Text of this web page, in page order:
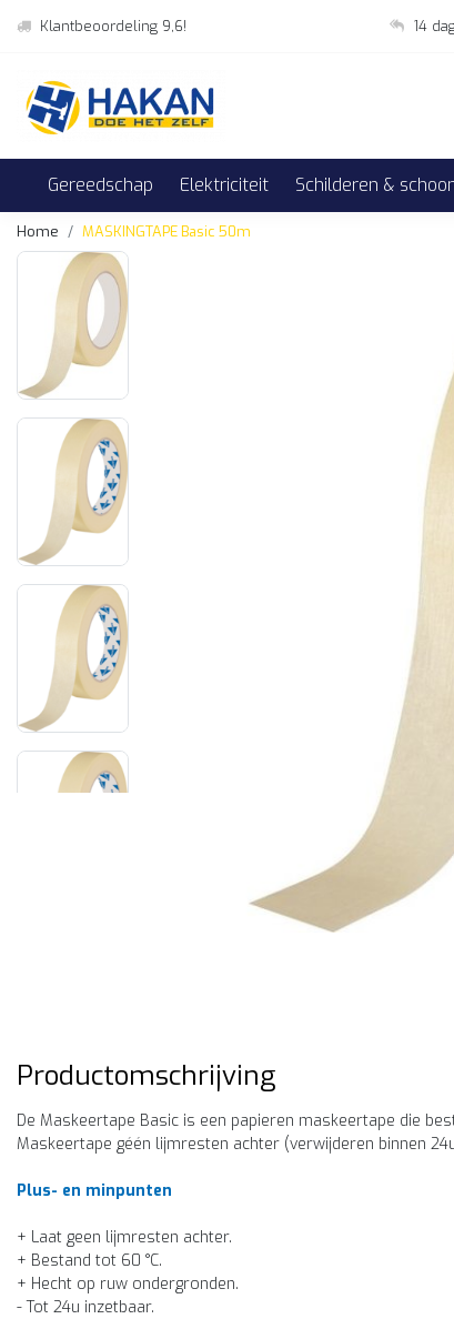
Klantbeoordeling 9,6! 14
Gereedschap Elektriciteit Schilderen &
Home MASKINGTAPE Basic 50m
Productomschrijving
De Maskeertape Basic is een papieren maskeertape die
Maskeertape géén lijmresten achter (verwijderen binnen
Plus- en minpunten
+ Laat geen lijmresten achter.
+ Bestand tot 60 °C.
+ Hecht op ruw ondergronden.
- Tot 24u inzetbaar.